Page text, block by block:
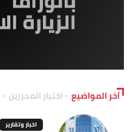
آخر المواضيع اختيار المحررين
اخبار وتقارير